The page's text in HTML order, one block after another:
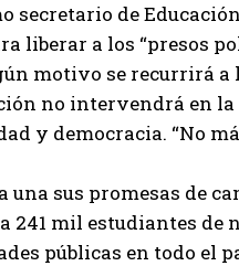
de
liberar a los “presos
motivo se recurrirá a
no intervendrá en
y democracia. “No
una sus promesas de
241 mil estudiantes
públicas en todo el